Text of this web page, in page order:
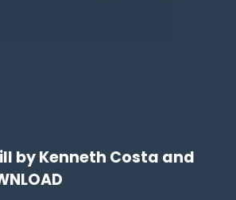
by Kenneth Costa and